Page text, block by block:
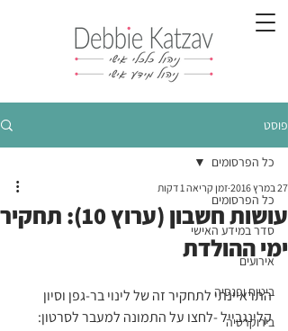
פוסט
כל הפרסומים
סדר במידע האישי
אירועים
ביטוח ופנסיה
בירוקרטיה
כל הפרסומים
עושות חשבון (ערוץ 10): תחקיר
ימי ההולדת
27 במרץ 2016 זמן קריאה 1 דקות
התראיינתי לתחקיר זה של לינוי בר-גפן וסיון
קלינגבייל -לחצו על התמונה למעבר לסרטון: